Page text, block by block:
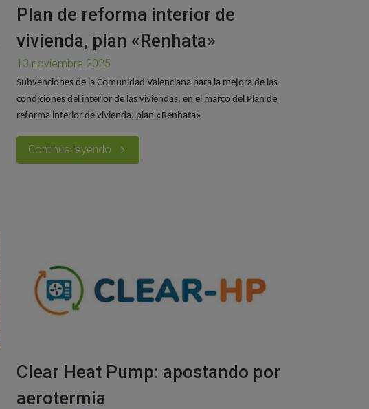
Plan de reforma interior de
vivienda, plan «Renhata»
13 noviembre 2025
Subvenciones de la Comunidad Valenciana para la mejora de las
condiciones del interior de las viviendas, en el marco del Plan de
reforma interior de vivienda, plan «Renhata»
Continúa leyendo
Clear Heat Pump: apostando por
aerotermia